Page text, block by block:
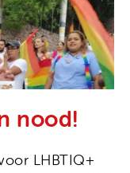
nood!
LHBTIQ+